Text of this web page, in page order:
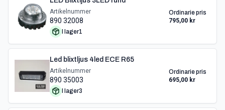
Artikelnummer
890 32008
I lager1
Ordinarie pris
795,00 kr
Led blixtljus 4led ECE R65
Artikelnummer
890 35003
I lager3
Ordinarie pris
695,00 kr